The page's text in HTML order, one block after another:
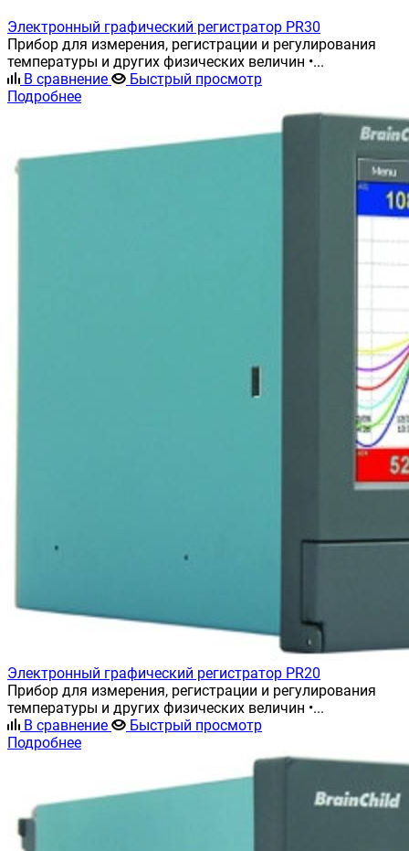
Электронный графический регистратор PR30
Прибор для измерения, регистрации и регулирования
температуры и других физических величин •...
В сравнение
Быстрый просмотр
Подробнее
Электронный графический регистратор PR20
Прибор для измерения, регистрации и регулирования
температуры и других физических величин •...
В сравнение
Быстрый просмотр
Подробнее